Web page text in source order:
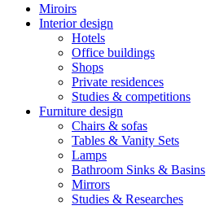
Miroirs
Interior design
Hotels
Office buildings
Shops
Private residences
Studies & competitions
Furniture design
Chairs & sofas
Tables & Vanity Sets
Lamps
Bathroom Sinks & Basins
Mirrors
Studies & Researches